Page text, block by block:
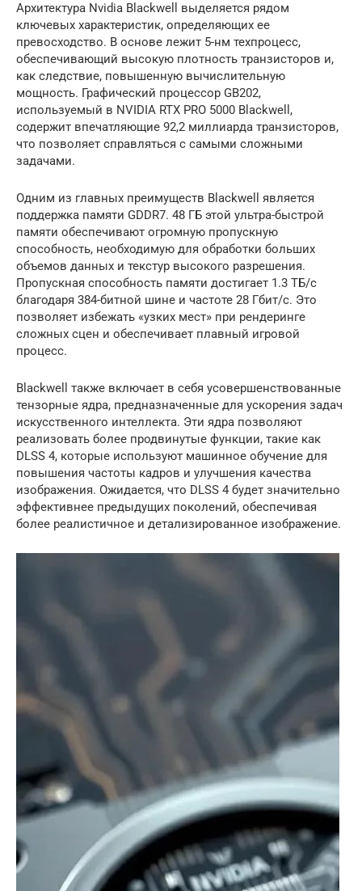
Архитектура Nvidia Blackwell выделяется рядом
ключевых характеристик, определяющих ее
превосходство. В основе лежит 5-нм техпроцесс,
обеспечивающий высокую плотность транзисторов и,
как следствие, повышенную вычислительную
мощность. Графический процессор GB202,
используемый в NVIDIA RTX PRO 5000 Blackwell,
содержит впечатляющие 92,2 миллиарда транзисторов,
что позволяет справляться с самыми сложными
задачами.
Одним из главных преимуществ Blackwell является
поддержка памяти GDDR7. 48 ГБ этой ультра-быстрой
памяти обеспечивают огромную пропускную
способность, необходимую для обработки больших
объемов данных и текстур высокого разрешения.
Пропускная способность памяти достигает 1.3 ТБ/с
благодаря 384-битной шине и частоте 28 Гбит/с. Это
позволяет избежать «узких мест» при рендеринге
сложных сцен и обеспечивает плавный игровой
процесс.
Blackwell также включает в себя усовершенствованные
тензорные ядра, предназначенные для ускорения задач
искусственного интеллекта. Эти ядра позволяют
реализовать более продвинутые функции, такие как
DLSS 4, которые используют машинное обучение для
повышения частоты кадров и улучшения качества
изображения. Ожидается, что DLSS 4 будет значительно
эффективнее предыдущих поколений, обеспечивая
более реалистичное и детализированное изображение.